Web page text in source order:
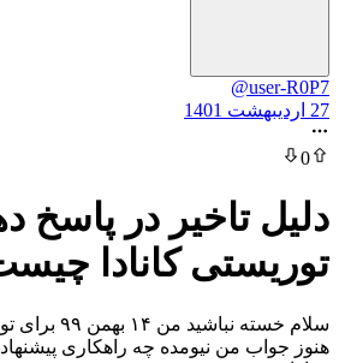
در پاسخ دهی
کانادا چیست؟
سلام خسته نباشید من ۱۴ بهمن ۹۹ برای